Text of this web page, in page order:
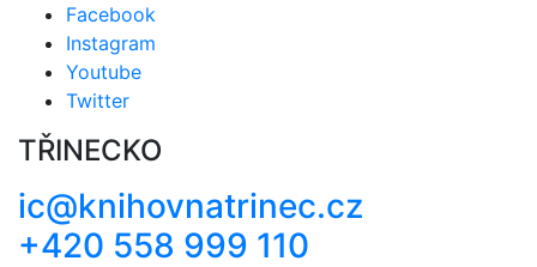
Facebook
Instagram
Youtube
Twitter
TŘINECKO
ic@knihovnatrinec.cz
+420 558 999 110